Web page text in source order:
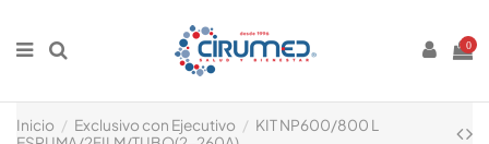
0
Inicio Exclusivo con Ejecutivo
KIT NP600/800 L